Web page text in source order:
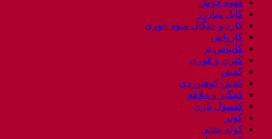
کابل شارژر
کارد و چنگال میوه خوری
کارواش
کالباس بر
کتری و قوری
کفش
کفش کوهنوردی
کفگیر و ملاقه
کنسول بازی
کولر
کوله پشتی